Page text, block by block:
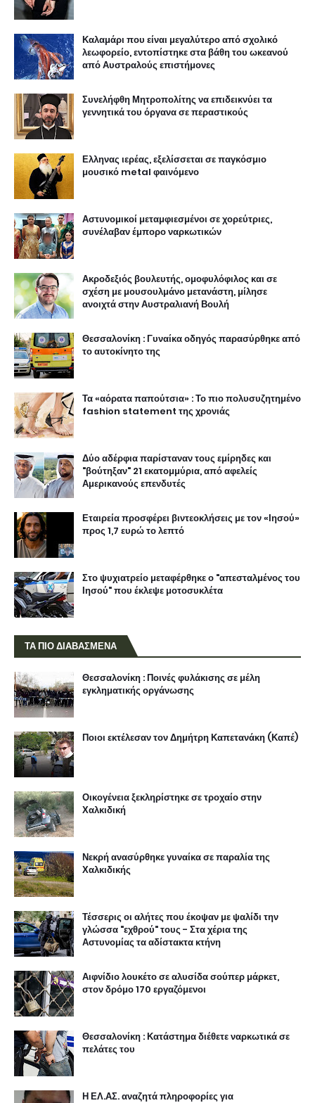
Καλαμάρι που είναι μεγαλύτερο από σχολικό
λεωφορείο, εντοπίστηκε στα βάθη του ωκεανού
από Αυστραλούς επιστήμονες
Συνελήφθη Μητροπολίτης να επιδεικνύει τα
γεννητικά του όργανα σε περαστικούς
Ελληνας ιερέας, εξελίσσεται σε παγκόσμιο
μουσικό metal φαινόμενο
Αστυνομικοί μεταμφιεσμένοι σε χορεύτριες,
συνέλαβαν έμπορο ναρκωτικών
Ακροδεξιός βουλευτής, ομοφυλόφιλος και σε
σχέση με μουσουλμάνο μετανάστη, μίλησε
ανοιχτά στην Αυστραλιανή Βουλή
Θεσσαλονίκη : Γυναίκα οδηγός παρασύρθηκε από
το αυτοκίνητο της
Τα «αόρατα παπούτσια» : Το πιο πολυσυζητημένο
fashion statement της χρονιάς
Δύο αδέρφια παρίσταναν τους εμίρηδες και
"βούτηξαν" 21 εκατομμύρια, από αφελείς
Αμερικανούς επενδυτές
Εταιρεία προσφέρει βιντεοκλήσεις με τον «Ιησού»
προς 1,7 ευρώ το λεπτό
Στο ψυχιατρείο μεταφέρθηκε ο "απεσταλμένος του
Ιησού" που έκλεψε μοτοσυκλέτα
ΤΑ ΠΙΟ ΔΙΑΒΑΣΜΕΝΑ
Θεσσαλονίκη : Ποινές φυλάκισης σε μέλη
εγκληματικής οργάνωσης
Ποιοι εκτέλεσαν τον Δημήτρη Καπετανάκη (Καπέ)
Οικογένεια ξεκληρίστηκε σε τροχαίο στην
Χαλκιδική
Νεκρή ανασύρθηκε γυναίκα σε παραλία της
Χαλκιδικής
Τέσσερις οι αλήτες που έκοψαν με ψαλίδι την
γλώσσα "εχθρού" τους - Στα χέρια της
Αστυνομίας τα αδίστακτα κτήνη
Αιφνίδιο λουκέτο σε αλυσίδα σούπερ μάρκετ,
στον δρόμο 170 εργαζόμενοι
Θεσσαλονίκη : Κατάστημα διέθετε ναρκωτικά σε
πελάτες του
Η ΕΛ.ΑΣ. αναζητά πληροφορίες για